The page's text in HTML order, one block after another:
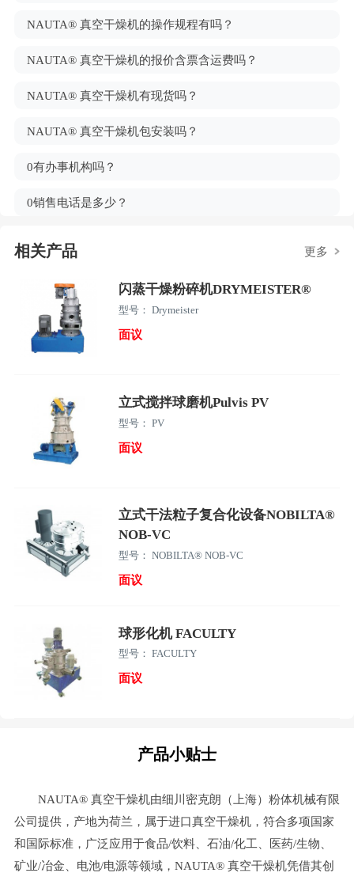
NAUTA® 真空干燥机的操作规程有吗？
NAUTA® 真空干燥机的报价含票含运费吗？
NAUTA® 真空干燥机有现货吗？
NAUTA® 真空干燥机包安装吗？
0有办事机构吗？
0销售电话是多少？
相关产品 更多
闪蒸干燥粉碎机DRYMEISTER®
型号： Drymeister
面议
立式搅拌球磨机Pulvis PV
型号： PV
面议
立式干法粒子复合化设备NOBILTA®
NOB-VC
型号： NOBILTA® NOB-VC
面议
球形化机 FACULTY
型号： FACULTY
面议
产品小贴士
NAUTA® 真空干燥机由细川密克朗（上海）粉体机械有限
公司提供，产地为荷兰，属于进口真空干燥机，符合多项国家
和国际标准，广泛应用于食品/饮料、石油/化工、医药/生物、
矿业/冶金、电池/电源等领域，NAUTA® 真空干燥机凭借其创